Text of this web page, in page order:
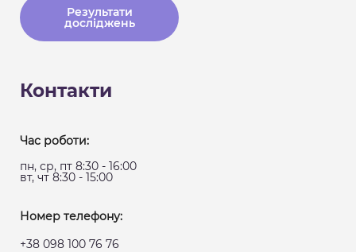
Результати
досліджень
Контакти
Час роботи:
пн, ср, пт 8:30 - 16:00
вт, чт 8:30 - 15:00
Номер телефону:
+38 098 100 76 76